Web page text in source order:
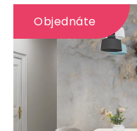
Objednáte